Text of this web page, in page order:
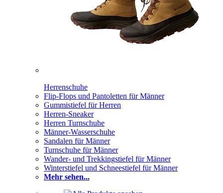
Herrenschuhe
Flip-Flops und Pantoletten für Männer
Gummistiefel für Herren
Herren-Sneaker
Herren Turnschuhe
Männer-Wasserschuhe
Sandalen für Männer
Turnschuhe für Männer
Wander- und Trekkingstiefel für Männer
Winterstiefel und Schneestiefel für Männer
Mehr sehen...